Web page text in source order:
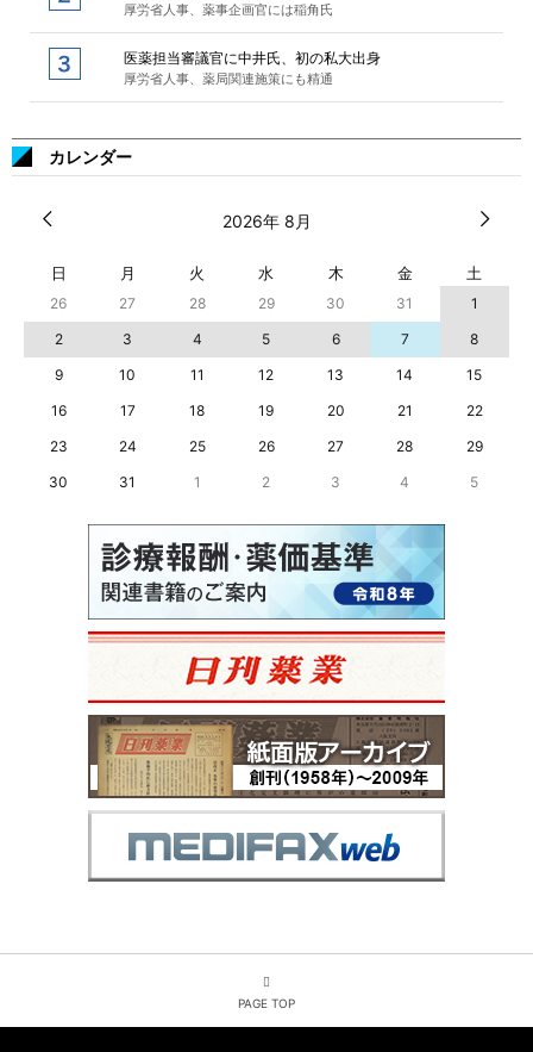
厚労省人事、薬事企画官には稲角氏
医薬担当審議官に中井氏、初の私大出身
厚労省人事、薬局関連施策にも精通
カレンダー
2026年 8月
日 月 火 水 木 金 土
26 27 28 29 30 31
1
2
3 4 5 6 7
8
9
10 11 12 13 14
15
16
17 18 19 20 21
22
23
24 25 26 27 28
29
30
31 1 2 3 4 5
PAGE TOP